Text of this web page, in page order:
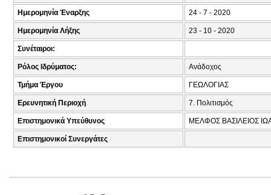
Ημερομηνία Έναρξης 24 - 7 - 2020
Ημερομηνία Λήξης 23 - 10 - 2020
Συνέταιροι:
Ρόλος Ιδρύματος: Ανάδοχος
Τμήμα Έργου ΓΕΩΛΟΓΙΑΣ
Ερευνητική Περιοχή 7. Πολιτισμός
Επιστημονικά Υπεύθυνος ΜΕΛΦΟΣ ΒΑΣΙΛΕΙΟΣ
Επιστημονικοί Συνεργάτες